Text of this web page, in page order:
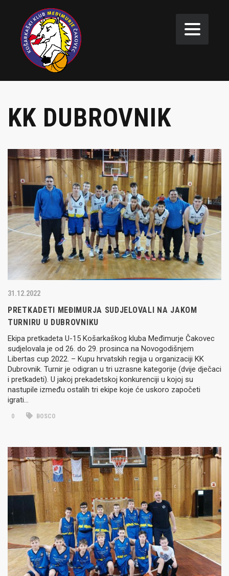
KK DUBROVNIK
31.12.2022
PRETKADETI MEĐIMURJA SUDJELOVALI NA JAKOM
TURNIRU U DUBROVNIKU
Ekipa pretkadeta U-15 Košarkaškog kluba Međimurje Čakovec
sudjelovala je od 26. do 29. prosinca na Novogodišnjem
Libertas cup 2022. – Kupu hrvatskih regija u organizaciji KK
Dubrovnik. Turnir je odigran u tri uzrasne kategorije (dvije dječaci
i pretkadeti). U jakoj prekadetskoj konkurenciji u kojoj su
nastupile između ostalih tri ekipe koje će uskoro započeti
igrati…
0 BOSCO